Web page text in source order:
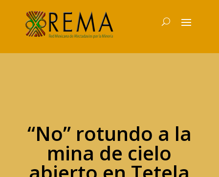
“No” rotundo a la
mina de cielo